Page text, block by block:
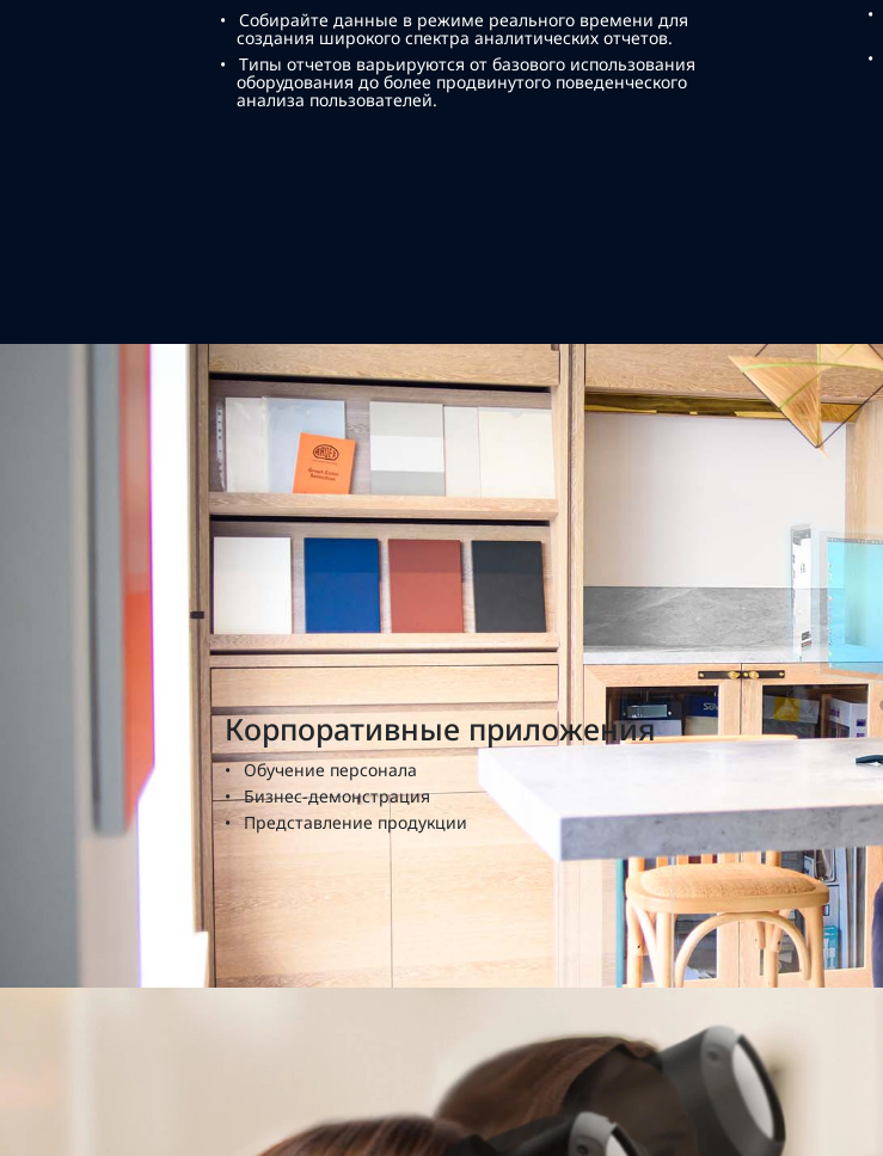
Собирайте данные в режиме реального времени для
создания широкого спектра аналитических отчетов.
Типы отчетов варьируются от базового использования
оборудования до более продвинутого поведенческого
анализа пользователей.
Корпоративные приложения
Обучение персонала
Бизнес-демонстрация
Представление продукции